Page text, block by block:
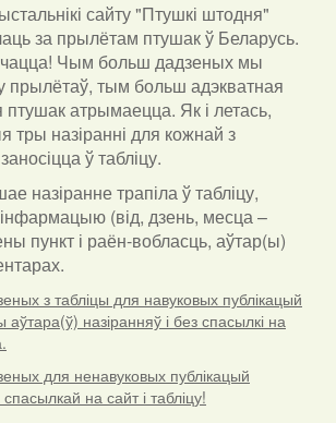
сайту "Птушкі штодня"
за прылётам птушак ў Беларусь.
Чым больш дадзеных мы
прылётаў, тым больш адэкватная
птушак атрымаецца. Як і летась,
назіранні для кожнай з
ў табліцу.
назіранне трапіла ў табліцу,
інфармацыю (від, дзень, месца –
пункт і раён-вобласць, аўтар(ы)
.
з табліцы для навуковых публікацый
аўтара(ў) назіранняў і без спасылкі на
для ненавуковых публікацый
на сайт і табліцу!